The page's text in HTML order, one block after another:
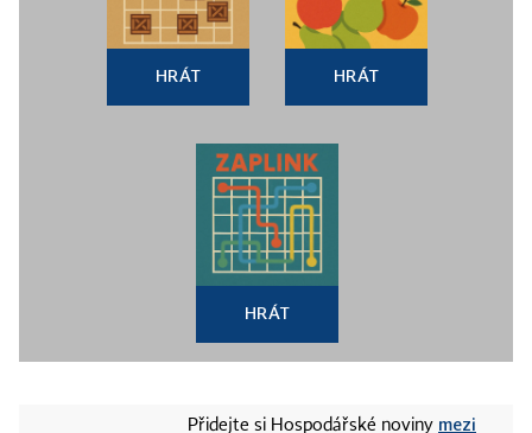
HRÁT HRÁT
HRÁT
Přidejte si Hospodářské noviny mezi